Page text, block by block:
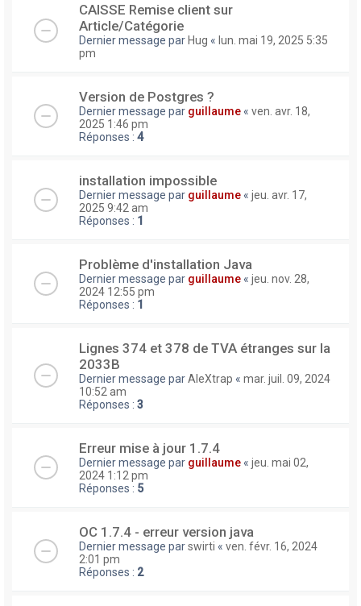
CAISSE Remise client sur
Article/Catégorie
Dernier message par Hug « lun. mai 19, 2025 5:35
pm
Version de Postgres ?
Dernier message par guillaume « ven. avr. 18,
2025 1:46 pm
Réponses : 4
installation impossible
Dernier message par guillaume « jeu. avr. 17,
2025 9:42 am
Réponses : 1
Problème d'installation Java
Dernier message par guillaume « jeu. nov. 28,
2024 12:55 pm
Réponses : 1
Lignes 374 et 378 de TVA étranges sur la
2033B
Dernier message parAleXtrap « mar. juil. 09, 2024
10:52 am
Réponses : 3
Erreur mise à jour 1.7.4
Dernier message par guillaume « jeu. mai 02,
2024 1:12 pm
Réponses : 5
OC 1.7.4 - erreur version java
Dernier message parswirti « ven. févr. 16, 2024
2:01 pm
Réponses : 2